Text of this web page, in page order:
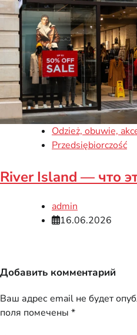
Odzież, obuwie,
Przedsiębiorczość
River Island — что
admin
16.06.2026
Добавить комментарий
Ваш адрес email не будет
поля помечены *